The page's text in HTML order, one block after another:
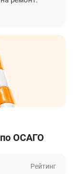
ОСАГО
Рейтинг